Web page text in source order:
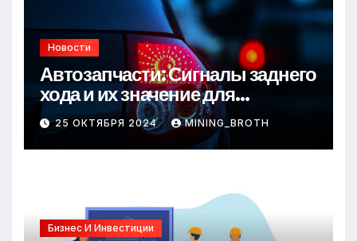
Новости
Автозапчасти: Сигналы заднего
хода и их значение для
безопасности на дороге
25 ОКТЯБРЯ 2024 MINING_BROTH
Бизнес И Инвестиции